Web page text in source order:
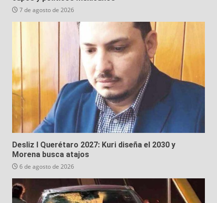
7 de agosto de 2026
Desliz I Querétaro 2027: Kuri diseña el 2030 y
Morena busca atajos
6 de agosto de 2026